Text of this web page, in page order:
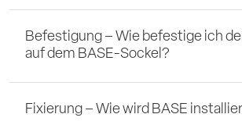
Befestigung – Wie befestige ich
auf dem BASE-Sockel?
Fixierung – Wie wird BASE